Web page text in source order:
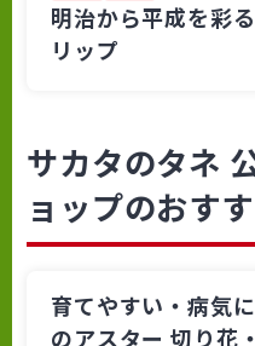
明治から平成を彩
リップ
サカタのタネ
ョップのおす
育てやすい・病気
のアスター 切り花